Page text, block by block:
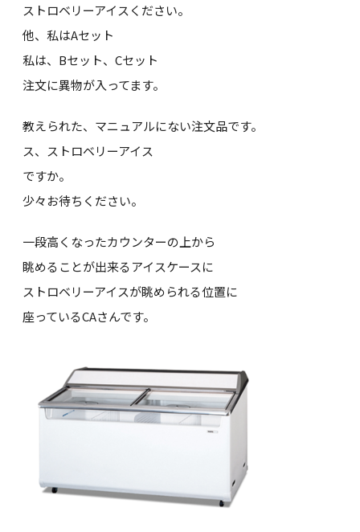
ストロベリーアイスください。
他、私はAセット
私は、Bセット、Cセット
注文に異物が入ってます。
教えられた、マニュアルにない注文品です。
ス、ストロベリーアイス
ですか。
少々お待ちください。
一段高くなったカウンターの上から
眺めることが出来るアイスケースに
ストロベリーアイスが眺められる位置に
座っているCAさんです。